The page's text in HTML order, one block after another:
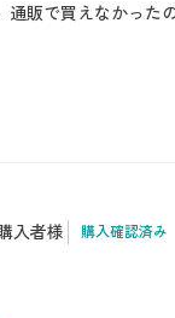
販で買えなかった
入者様 購入確認済み